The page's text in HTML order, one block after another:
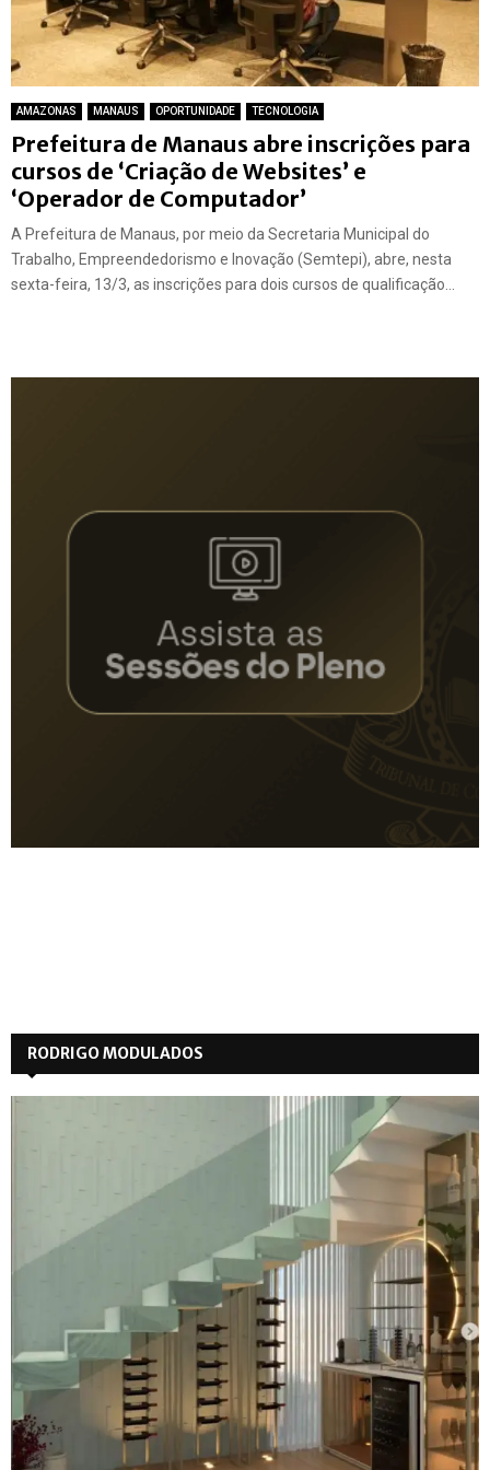
AMAZONAS MANAUS OPORTUNIDADE TECNOLOGIA
Prefeitura de Manaus abre inscrições para
cursos de ‘Criação de Websites’ e
‘Operador de Computador’
A Prefeitura de Manaus, por meio da Secretaria Municipal do
Trabalho, Empreendedorismo e Inovação (Semtepi), abre, nesta
sexta-feira, 13/3, as inscrições para dois cursos de qualificação...
RODRIGO MODULADOS